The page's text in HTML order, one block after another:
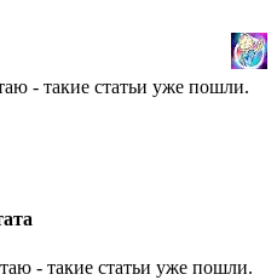
- такие статьи уже пошли.
- такие статьи уже пошли.